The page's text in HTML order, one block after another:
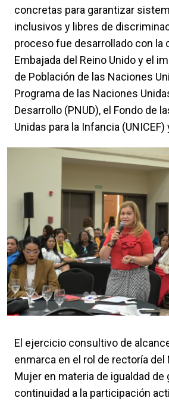
concretas para garantizar
inclusivos y libres de
proceso fue desarrollado con la
Embajada del Reino Unido y el
de Población de las Naciones
Programa de las Naciones
Desarrollo (PNUD), el Fondo de
Unidas para la Infancia (UNICEF)
El ejercicio consultivo de
enmarca en el rol de rectoría del
Mujer en materia de igualdad de
continuidad a la participación